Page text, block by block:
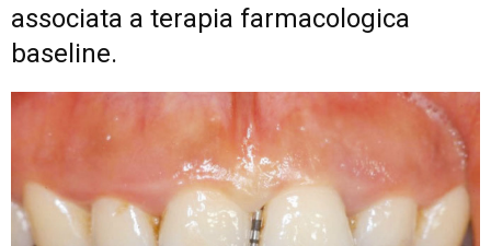
associata a terapia farmacologica
baseline.